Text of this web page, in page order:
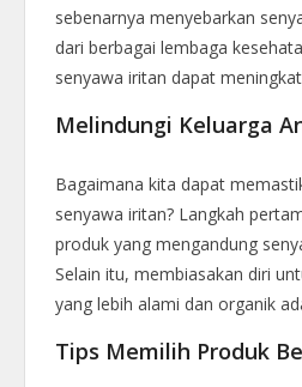
sebenarnya menyebarkan
dari berbagai lembaga
senyawa iritan dapat
Melindungi Keluarga
Bagaimana kita dapat
senyawa iritan? Langkah
produk yang mengandung
Selain itu, membiasakan diri
yang lebih alami dan organik
Tips Memilih Produk